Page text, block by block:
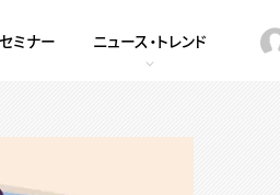
セミナー ニュース・トレンド